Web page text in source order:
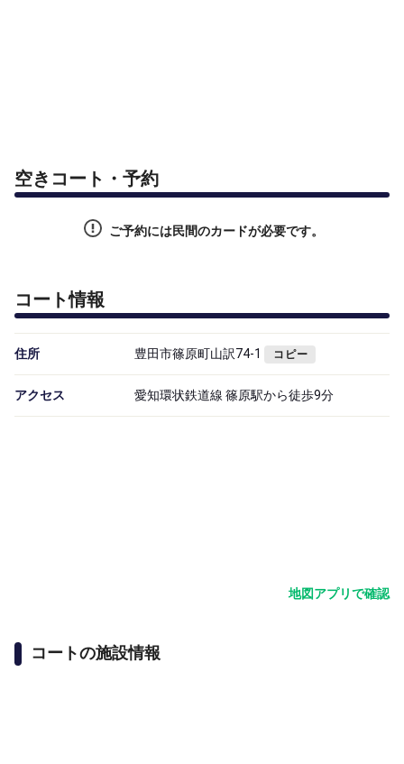
空きコート・予約
ご予約には民間のカードが必要です。
コート情報
住所 豊田市篠原町山訳74-1 コピー
アクセス 愛知環状鉄道線 篠原駅から徒歩9分
地図アプリで確認
コートの施設情報